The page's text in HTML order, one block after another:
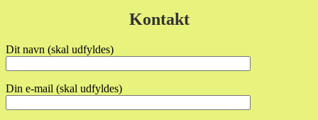
Kontakt
Dit navn (skal udfyldes)
Din e-mail (skal udfyldes)